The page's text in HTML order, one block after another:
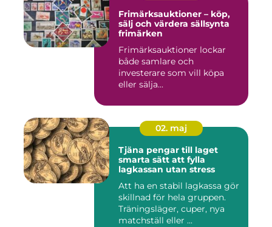
Frimärksauktioner – köp,
sälj och värdera sällsynta
frimärken
Frimärksauktioner lockar
både samlare och
investerare som vill köpa
eller sälja...
02. maj
Tjäna pengar till laget
smarta sätt att fylla
lagkassan utan stress
Att ha en stabil lagkassa gör
skillnad för hela gruppen.
Träningsläger, cuper, nya
matchställ eller ...